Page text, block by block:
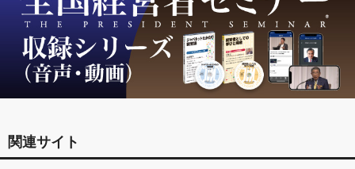
関連サイト